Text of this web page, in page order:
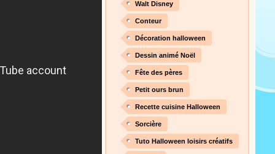
profitez de 21 minutes de
Walt Disney
Conteur
Décoration halloween
Dessin animé Noël
Fête des pères
Petit ours brun
Recette cuisine Halloween
Sorcière
Tuto Halloween loisirs créatifs